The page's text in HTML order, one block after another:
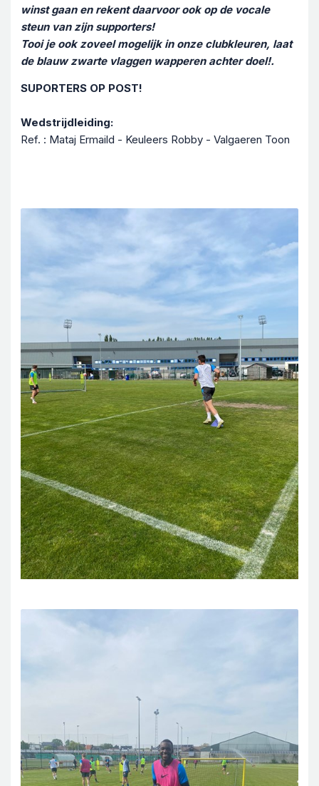
winst gaan en rekent daarvoor ook op de vocale
steun van zijn supporters!
Tooi je ook zoveel mogelijk in onze clubkleuren, laat
de blauw zwarte vlaggen wapperen achter doel!.
SUPORTERS OP POST!
Wedstrijdleiding:
Ref. : Mataj Ermaild - Keuleers Robby - Valgaeren Toon